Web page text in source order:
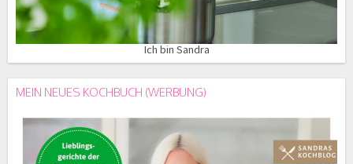
Ich bin Sandra
MEIN NEUES KOCHBUCH (WERBUNG)